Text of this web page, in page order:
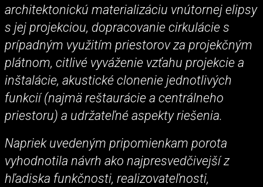
architektonickú materializáciu vnútornej elipsy
s jej projekciou, dopracovanie cirkulácie s
prípadným využitím priestorov za projekčným
plátnom, citlivé vyváženie vzťahu projekcie a
inštalácie, akustické clonenie jednotlivých
funkcií (najmä reštaurácie a centrálneho
priestoru) a udržateľné aspekty riešenia.
Napriek uvedeným pripomienkam porota
vyhodnotila návrh ako najpresvedčivejší z
hľadiska funkčnosti, realizovateľnosti,